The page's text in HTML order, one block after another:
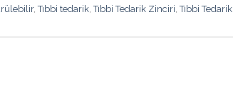
,Tıbbi tedarik,Tıbbi Tedarik Zinciri,Tıbbi Tedarik